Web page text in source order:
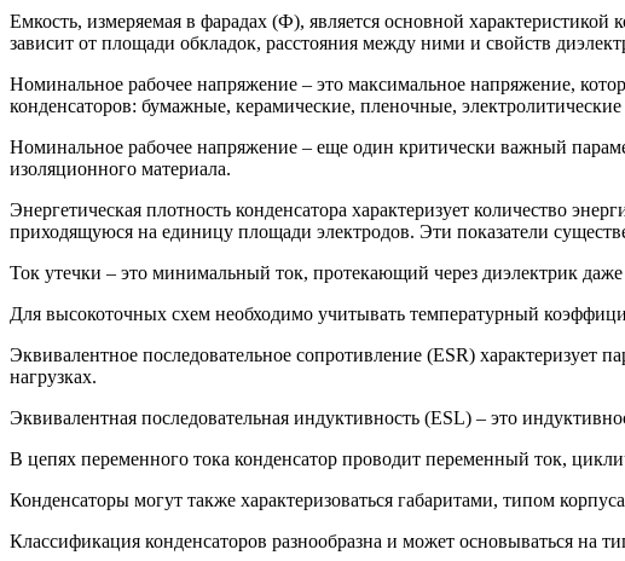
Емкость, измеряемая в фарадах (Ф), является основной
зависит от площади обкладок, расстояния между ними и свойств
Номинальное рабочее напряжение – это максимальное напряжение,
конденсаторов: бумажные, керамические, пленочные,
Номинальное рабочее напряжение – еще один критически важный
изоляционного материала.
Энергетическая плотность конденсатора характеризует количество
приходящуюся на единицу площади электродов. Эти показатели
Ток утечки – это минимальный ток, протекающий через диэлектрик
Для высокоточных схем необходимо учитывать температурный
Эквивалентное последовательное сопротивление (ESR) характеризует
нагрузках.
Эквивалентная последовательная индуктивность (ESL) – это
В цепях переменного тока конденсатор проводит переменный ток,
Конденсаторы могут также характеризоваться габаритами, типом
Классификация конденсаторов разнообразна и может основываться на